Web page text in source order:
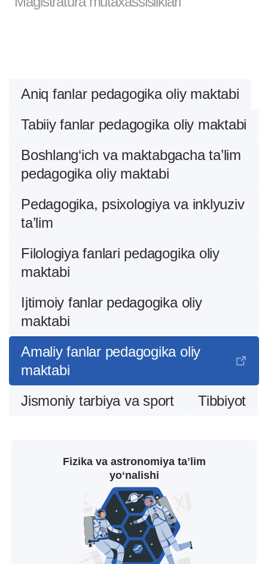
Aniq fanlar pedagogika oliy maktabi
Tabiiy fanlar pedagogika oliy maktabi
Boshlang‘ich va maktabgacha ta’lim
pedagogika oliy maktabi
Pedagogika, psixologiya va inklyuziv
ta’lim
Filologiya fanlari pedagogika oliy
maktabi
Ijtimoiy fanlar pedagogika oliy
maktabi
Amaliy fanlar pedagogika oliy
maktabi
Jismoniy tarbiya va sport
Tibbiyot
Fizika va astronomiya taʼlim
yoʻnalishi